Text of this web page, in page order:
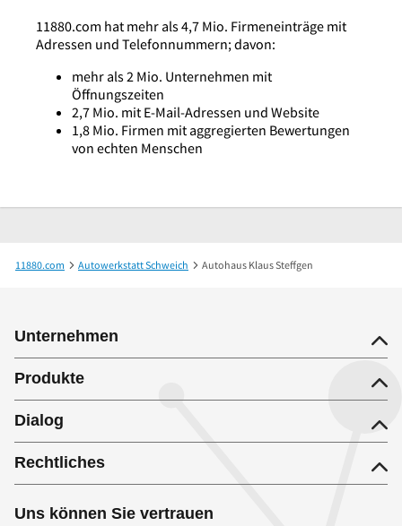
11880.com hat mehr als 4,7 Mio. Firmeneinträge mit
Adressen und Telefonnummern; davon:
mehr als 2 Mio. Unternehmen mit
Öffnungszeiten
2,7 Mio. mit E-Mail-Adressen und Website
1,8 Mio. Firmen mit aggregierten Bewertungen
von echten Menschen
11880.com Autowerkstatt Schweich Autohaus Klaus Steffgen
Unternehmen
Produkte
Dialog
Rechtliches
Uns können Sie vertrauen